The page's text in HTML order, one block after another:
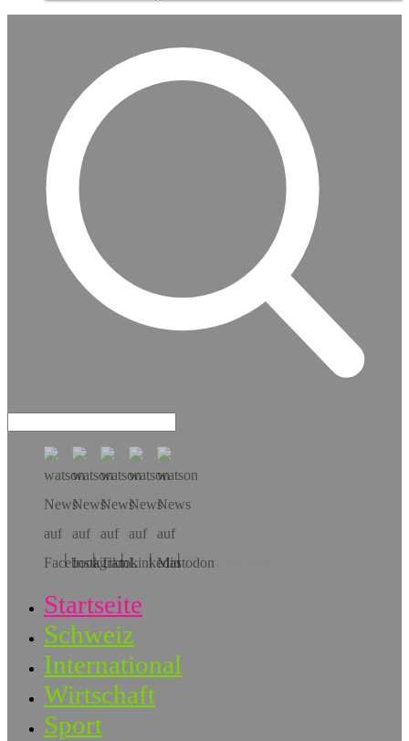
Hol dir die App!
Startseite
Schweiz
International
Wirtschaft
Sport